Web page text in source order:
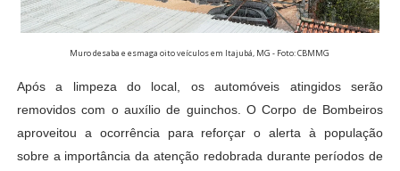
Muro desaba e esmaga oito veículos em Itajubá, MG - Foto: CBMMG
Após a limpeza do local, os automóveis atingidos serão
removidos com o auxílio de guinchos. O Corpo de Bombeiros
aproveitou a ocorrência para reforçar o alerta à população
sobre a importância da atenção redobrada durante períodos de